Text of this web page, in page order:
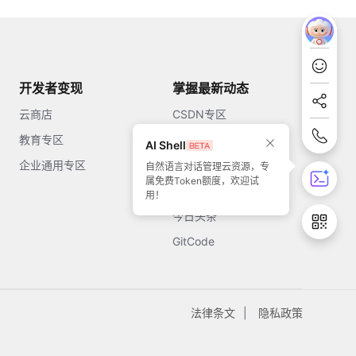
开发者变现
云商店
教育专区
企业通用专区
掌握最新动态
CSDN专区
知乎
开源中国
今日头条
GitCode
法律条文 隐私政策
AI Shell
自然语言对话管理云资源，专
属免费Token额度，欢迎试
用！